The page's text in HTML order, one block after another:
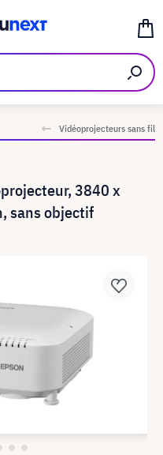
Vidéoprojecteurs sans fil
3840 x
sans objectif